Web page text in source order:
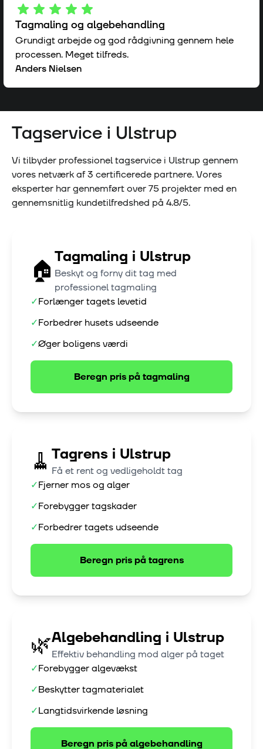
Tagmaling og algebehandling
Grundigt arbejde og god rådgivning gennem hele
processen. Meget tilfreds.
Anders Nielsen
Tagservice i Ulstrup
Vi tilbyder professionel tagservice i Ulstrup gennem
vores netværk af3 certificerede partnere. Vores
eksperter har gennemført over75 projekter med en
gennemsnitlig kundetilfredshed på 4.8/5.
🏠 Tagmaling i Ulstrup
Beskyt og forny dit tag med
professionel tagmaling
✓Forlænger tagets levetid
✓Forbedrer husets udseende
✓Øger boligens værdi
Beregn pris påtagmaling
🧹 Tagrens i Ulstrup
Få et rent og vedligeholdt tag
✓Fjerner mos og alger
✓Forebygger tagskader
✓Forbedrer tagets udseende
Beregn pris påtagrens
🌿Algebehandling i Ulstrup
Effektiv behandling mod alger på taget
✓Forebygger algevækst
✓Beskytter tagmaterialet
✓Langtidsvirkende løsning
Beregn pris påalgebehandling